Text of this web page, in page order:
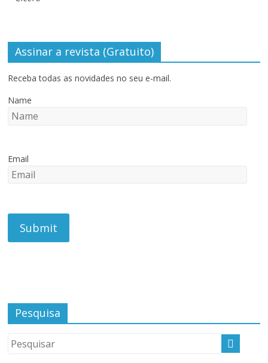
Assinar a revista (Gratuito)
Receba todas as novidades no seu e-mail.
Name
Email
Pesquisa